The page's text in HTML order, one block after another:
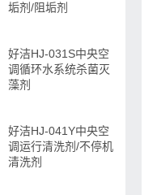
垢剂/阻垢剂
好洁HJ-031S中央空
调循环水系统杀菌灭
藻剂
好洁HJ-041Y中央空
调运行清洗剂/不停机
清洗剂